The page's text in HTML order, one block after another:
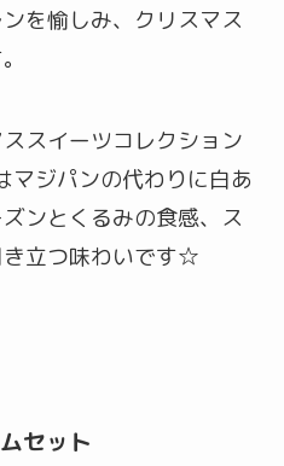
を愉しみ、クリスマス
スイーツコレクション
ジパンの代わりに白あ
ンとくるみの食感、ス
立つ味わいです☆
セット